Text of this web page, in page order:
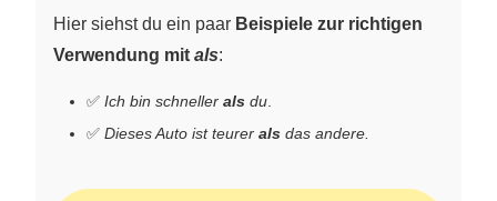
Hier siehst du ein paar Beispiele zur richtigen
Verwendung mit als:
✅ Ich bin schneller als du
✅ Dieses Auto ist teurer als das andere.